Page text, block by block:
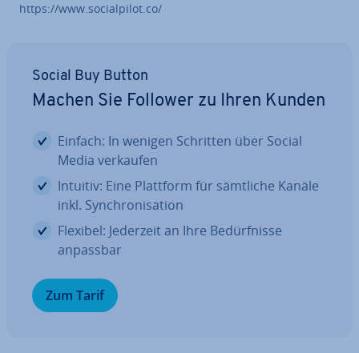
https://www.so­cial­pi­lot.co/
Social Buy Button
Machen Sie Follower zu Ihren Kunden
Einfach: In wenigen Schritten über Social
Media verkaufen
Intuitiv: Eine Plattform für sämtliche Kanäle
inkl. Syn­chro­ni­sa­ti­on
Flexibel: Jederzeit an Ihre Be­dürf­nis­se
anpassbar
Zum Tarif